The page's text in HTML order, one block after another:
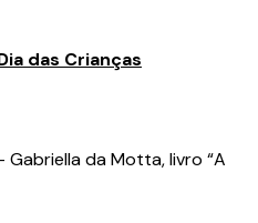
das Crianças
da Motta, livro “A